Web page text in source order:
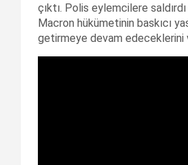
çıktı. Polis eylemcilere
Macron hükümetinin baskıcı
getirmeye devam edeceklerini